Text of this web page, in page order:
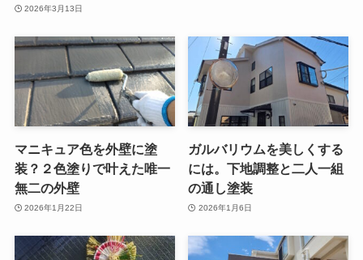
2026年3月13日
マニキュア色を外壁に塗
装？２色塗りで叶えた唯一
無二の外壁
2026年1月22日
ガルバリウムを美しくする
には。下地調整と二人一組
の通し塗装
2026年1月6日